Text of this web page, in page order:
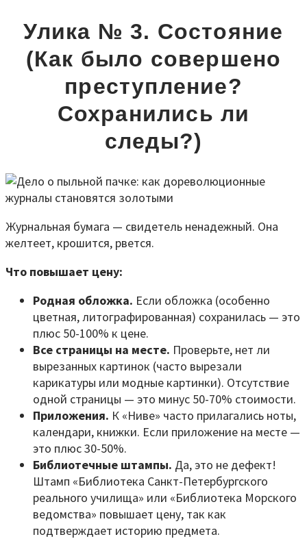
Улика № 3. Состояние
(Как было совершено
преступление?
Сохранились ли
следы?)
Журнальная бумага — свидетель ненадежный. Она
желтеет, крошится, рвется.
Что повышает цену:
Родная обложка. Если обложка (особенно
цветная, литографированная) сохранилась — это
плюс 50-100% к цене.
Все страницы на месте. Проверьте, нет ли
вырезанных картинок (часто вырезали
карикатуры или модные картинки). Отсутствие
одной страницы — это минус 50-70% стоимости.
Приложения. К «Ниве» часто прилагались ноты,
календари, книжки. Если приложение на месте —
это плюс 30-50%.
Библиотечные штампы. Да, это не дефект!
Штамп «Библиотека Санкт-Петербургского
реального училища» или «Библиотека Морского
ведомства» повышает цену, так как
подтверждает историю предмета.